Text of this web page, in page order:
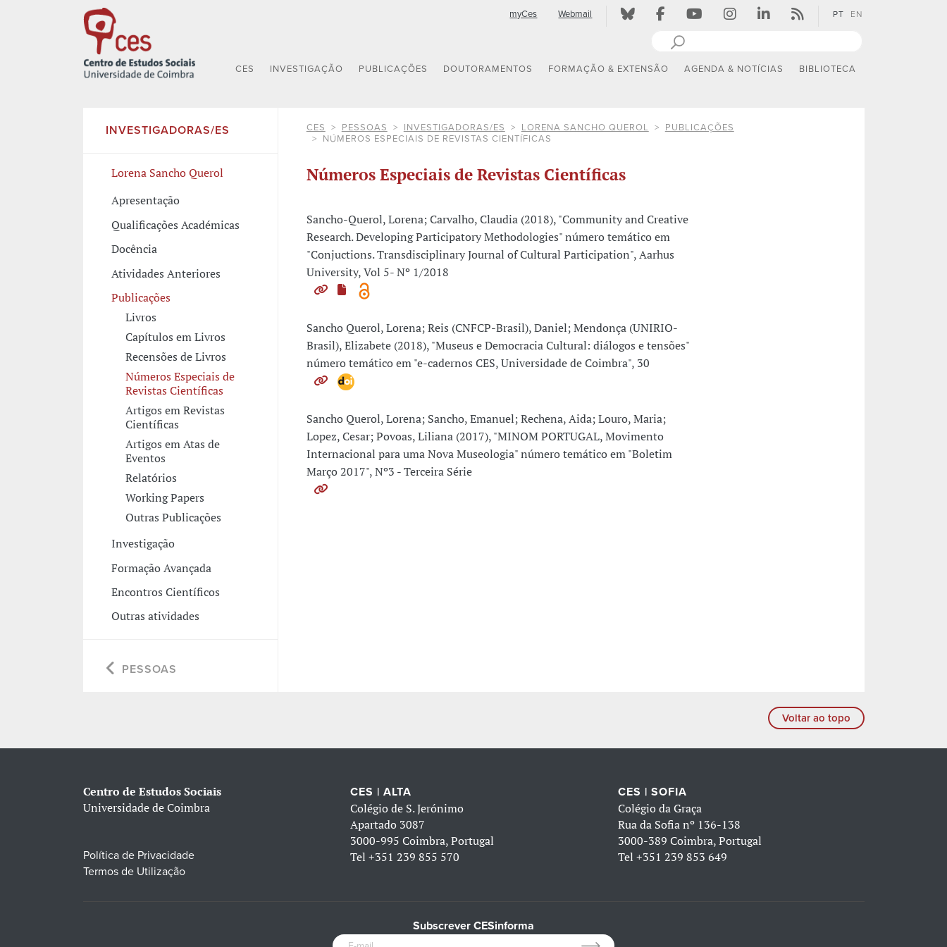
myCes Webmail PT EN
CES INVESTIGAÇÃO PUBLICAÇÕES DOUTORAMENTOS FORMAÇÃO & EXTENSÃO AGENDA & NOTÍCIAS BIBLIOTECA
INVESTIGADORAS/ES
Lorena Sancho Querol
Apresentação
Qualificações Académicas
Docência
Atividades Anteriores
Publicações
Livros
Capítulos em Livros
Recensões de Livros
Números Especiais de
Revistas Científicas
Artigos em Revistas
Científicas
Artigos em Atas de
Eventos
Relatórios
Working Papers
Outras Publicações
Investigação
Formação Avançada
Encontros Científicos
Outras atividades
PESSOAS
CES PESSOAS INVESTIGADORAS/ES LORENA SANCHO QUEROL
PUBLICAÇÕES
NÚMEROS ESPECIAIS DE REVISTAS CIENTÍFICAS
Números Especiais de Revistas Científicas
Sancho-Querol, Lorena; Carvalho, Claudia (2018), "Community and Creative
Research. Developing Participatory Methodologie​s" número temático em
"Conjuctions. Transdisciplinary Journal of Cultural Participation", Aarhus
University, Vol 5- Nº 1/2018
Sancho Querol, Lorena; Reis (CNFCP-Brasil), Daniel; Mendonça (UNIRIO-
Brasil), Elizabete (2018), "Museus e Democracia Cultural: diálogos e tensões"
número temático em "e-cadernos CES, Universidade de Coimbra", 30
Sancho Querol, Lorena; Sancho, Emanuel; Rechena, Aida; Louro, Maria;
Lopez, Cesar; Povoas, Liliana (2017), "MINOM PORTUGAL, Movimento
Internacional para uma Nova Museologia" número temático em "Boletim
Março 2017", Nº3 - Terceira Série
Voltar ao topo
Centro de Estudos Sociais
Universidade de Coimbra
Política de Privacidade
Termos de Utilização
CES | ALTA
Colégio de S. Jerónimo
Apartado 3087
3000-995 Coimbra, Portugal
Tel+351 239 855 570
CES | SOFIA
Colégio da Graça
Rua da Sofia nº 136-138
3000-389 Coimbra, Portugal
Tel +351 239 853 649
Subscrever CESinforma